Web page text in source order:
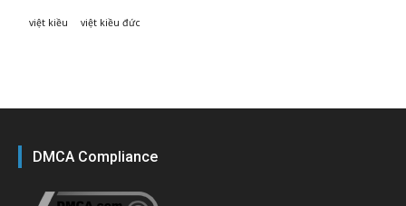
việt kiều việt kiều đức
DMCA Compliance